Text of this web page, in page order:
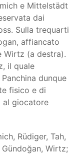
e Mittelstädt
dai
Sulla trequarti
affiancato
Wirtz (a destra).
il quale
dunque
fisico e di
al giocatore
Rüdiger, Tah,
Wirtz;